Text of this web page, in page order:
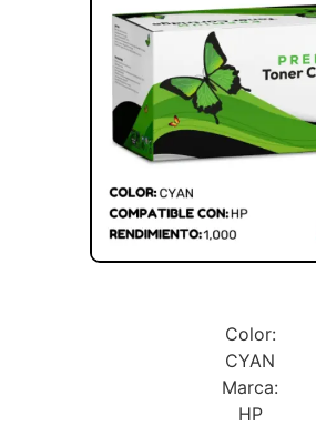
Color:
CYAN
Marca:
HP